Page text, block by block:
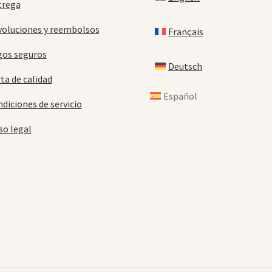
y reembolsos
seguros
de calidad
de servicio
legal
Français
Deutsch
Español